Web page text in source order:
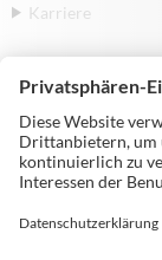
Karriere